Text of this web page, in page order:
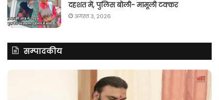
दहशत में, पुलिस बोली- मामूली टक्कर
अगस्त 3, 2026
सम्पादकीय